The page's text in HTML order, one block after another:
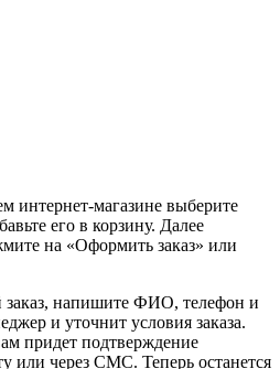
интернет-магазине выберите
его в корзину. Далее
на «Оформить заказ» или
заказ, напишите ФИО, телефон и
и уточнит условия заказа.
придет подтверждение
или через СМС. Теперь останется